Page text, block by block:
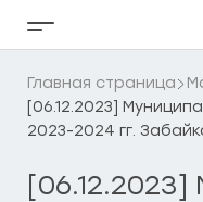
Кнопка
бокового
меню
Главная страница
[06.12.2023]
2023-2024 гг.